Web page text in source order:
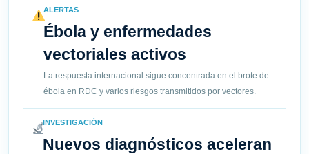
ALERTAS
Ébola y enfermedades
vectoriales activos
La respuesta internacional sigue concentrada en el brote de
ébola en RDC y varios riesgos transmitidos por vectores.
INVESTIGACIÓN
Nuevos diagnósticos aceleran